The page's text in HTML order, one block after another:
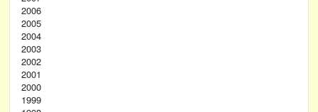
2006
2005
2004
2003
2002
2001
2000
1999